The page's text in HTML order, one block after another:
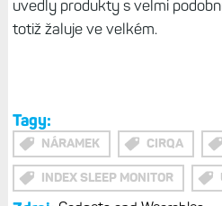
nošení a kvalitě sledování
Ale osobně tomu nevěřím, ISM
Garmin přidal sledování
funkce Výživa nabízí a k čemu
Garmin si jistě dá pozor, aby se
nepodobal Whoopu. Ten se totiž
nedávných právních sporů –